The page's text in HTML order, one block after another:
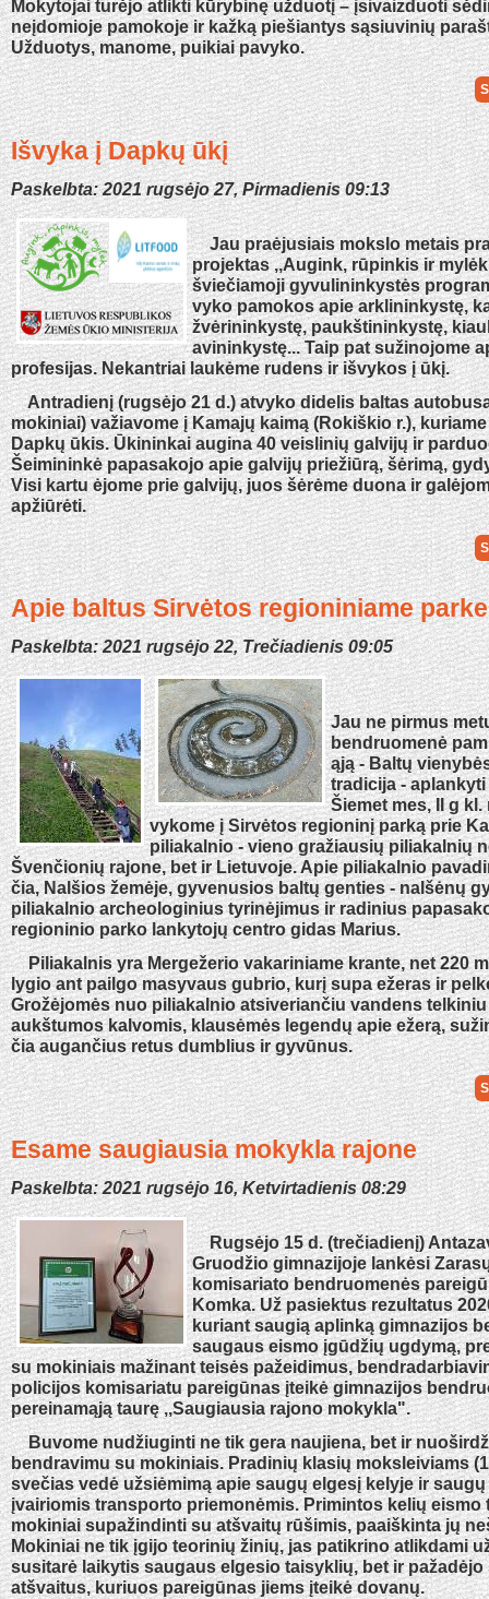
Mokytojai turėjo atlikti kūrybinę užduotį – įsivaizduoti
neįdomioje pamokoje ir kažką piešiantys sąsiuvinių
Užduotys, manome, puikiai pavyko.
Išvyka į Dapkų ūkį
Paskelbta: 2021 rugsėjo 27, Pirmadienis 09:13
Jau praėjusiais mokslo metais
projektas ,,Augink, rūpinkis ir
šviečiamoji gyvulininkystės
vyko pamokos apie arklininkystę,
žvėrininkystę, paukštininkystę,
avininkystę... Taip pat sužinojome
profesijas. Nekantriai laukėme rudens ir išvykos į ūkį.
Antradienį (rugsėjo 21 d.) atvyko didelis baltas
mokiniai) važiavome į Kamajų kaimą (Rokiškio r.),
Dapkų ūkis. Ūkininkai augina 40 veislinių galvijų ir
Šeimininkė papasakojo apie galvijų priežiūrą, šėrimą,
Visi kartu ėjome prie galvijų, juos šėrėme duona ir
apžiūrėti.
Apie baltus Sirvėtos regioniniame parke
Paskelbta: 2021 rugsėjo 22, Trečiadienis 09:05
Jau ne pirmus
bendruomenė
ąją - Baltų
tradicija -
Šiemet mes, II g
vykome į Sirvėtos regioninį parką prie
piliakalnio - vieno gražiausių piliakalnių
Švenčionių rajone, bet ir Lietuvoje. Apie piliakalnio
čia, Nalšios žemėje, gyvenusios baltų genties - nalšėnų
piliakalnio archeologinius tyrinėjimus ir radinius
regioninio parko lankytojų centro gidas Marius.
Piliakalnis yra Mergežerio vakariniame krante, net 220
lygio ant pailgo masyvaus gubrio, kurį supa ežeras ir
Grožėjomės nuo piliakalnio atsiveriančiu vandens
aukštumos kalvomis, klausėmės legendų apie ežerą,
čia augančius retus dumblius ir gyvūnus.
Esame saugiausia mokykla rajone
Paskelbta: 2021 rugsėjo 16, Ketvirtadienis 08:29
Rugsėjo 15 d. (trečiadienį)
Gruodžio gimnazijoje lankėsi
komisariato bendruomenės
Komka. Už pasiektus rezultatus
kuriant saugią aplinką gimnazijos
saugaus eismo įgūdžių ugdymą,
su mokiniais mažinant teisės pažeidimus,
policijos komisariatu pareigūnas įteikė gimnazijos
pereinamąją taurę ,,Saugiausia rajono mokykla".
Buvome nudžiuginti ne tik gera naujiena, bet ir
bendravimu su mokiniais. Pradinių klasių moksleiviams
svečias vedė užsiėmimą apie saugų elgesį kelyje ir
įvairiomis transporto priemonėmis. Primintos kelių eismo
mokiniai supažindinti su atšvaitų rūšimis, paaiškinta jų
Mokiniai ne tik įgijo teorinių žinių, jas patikrino atlikdami
susitarė laikytis saugaus elgesio taisyklių, bet ir pažadėjo
atšvaitus, kuriuos pareigūnas jiems įteikė dovanų.